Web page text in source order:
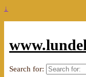
↓
Search for: